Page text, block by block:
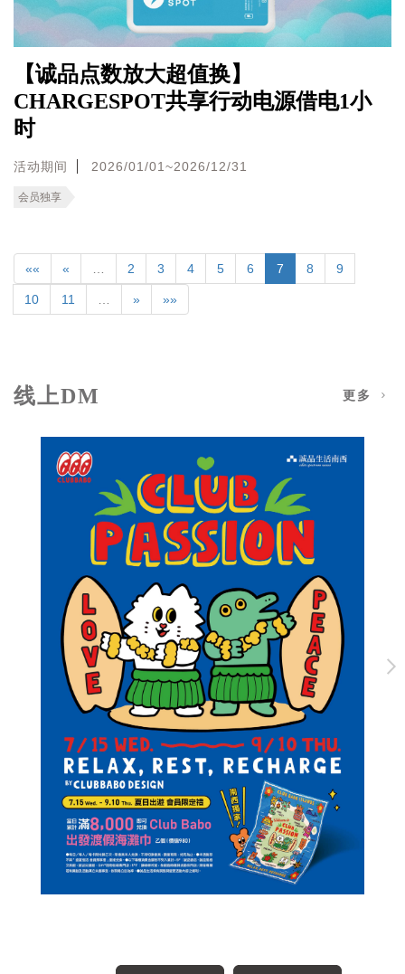
【诚品点数放大超值换】
CHARGESPOT共享行动电源借电1小
时
活动期间 2026/01/01~2026/12/31
会员独享
«« « 2 3 4 5 6 7 8 9
10 11 » »»
线上DM 更多